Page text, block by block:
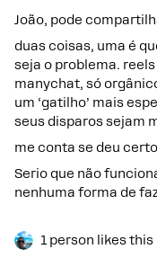
João, pode
duas coisas, uma é
seja o problema.
manychat, só
um ‘gatilho’ mais
seus disparos sejam
me conta se deu certo
Serio que não
nenhuma forma de
1 person likes this